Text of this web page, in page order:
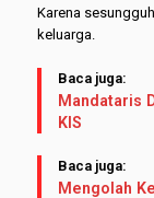
Karena
keluarga.
Baca juga:
Mandataris
KIS
Baca juga:
Mengolah